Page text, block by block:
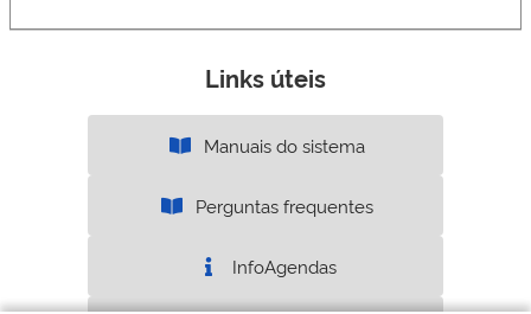
Links úteis
Manuais do sistema
Perguntas frequentes
InfoAgendas